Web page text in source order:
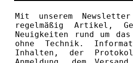
Mit unserem
regelmäßig Artikel,
Neuigkeiten rund um
ohne Technik.
Inhalten, der